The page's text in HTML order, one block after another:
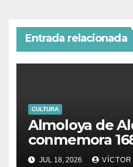
Entrada relacionada
CULTURA
Almoloya de
conmemora
fundación
JUL 18, 2026